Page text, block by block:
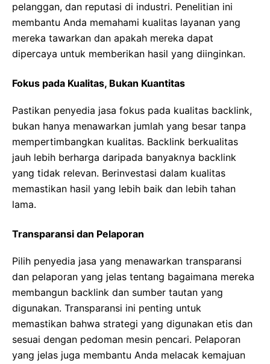
pelanggan, dan reputasi di industri. Penelitian ini
membantu Anda memahami kualitas layanan yang
mereka tawarkan dan apakah mereka dapat
dipercaya untuk memberikan hasil yang diinginkan.
Fokus pada Kualitas, Bukan Kuantitas
Pastikan penyedia jasa fokus pada kualitas backlink,
bukan hanya menawarkan jumlah yang besar tanpa
mempertimbangkan kualitas. Backlink berkualitas
jauh lebih berharga daripada banyaknya backlink
yang tidak relevan. Berinvestasi dalam kualitas
memastikan hasil yang lebih baik dan lebih tahan
lama.
Transparansi dan Pelaporan
Pilih penyedia jasa yang menawarkan transparansi
dan pelaporan yang jelas tentang bagaimana mereka
membangun backlink dan sumber tautan yang
digunakan. Transparansi ini penting untuk
memastikan bahwa strategi yang digunakan etis dan
sesuai dengan pedoman mesin pencari. Pelaporan
yang jelas juga membantu Anda melacak kemajuan